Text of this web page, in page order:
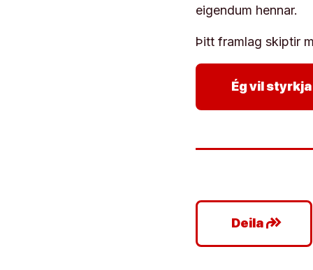
eigendum hennar.
Þitt framlag skiptir
Ég vil
Deilagoogle_plus_reshare